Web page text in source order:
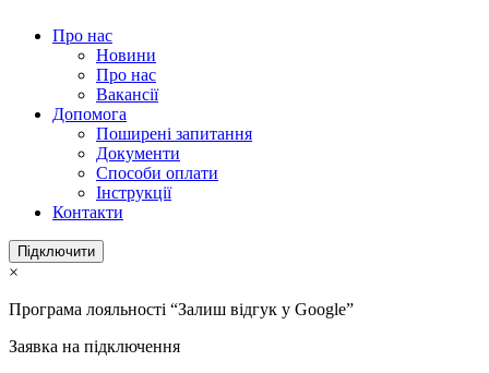
Про нас
Новини
Про нас
Вакансії
Допомога
Поширені запитання
Документи
Способи оплати
Інструкції
Контакти
Підключити
×
Програма лояльності “Залиш відгук у Google”
Заявка на підключення